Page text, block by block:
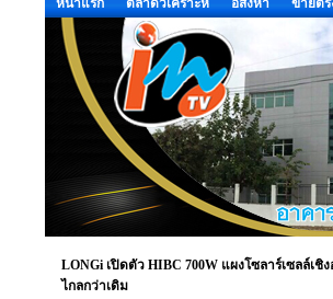
หน้าแรก ตลาดวิเคราะห์ อสังหา ขายตร
LONGi เปิดตัว HIBC 700W แผงโซลาร์เซลล์เ
ไกลกว่าเดิม